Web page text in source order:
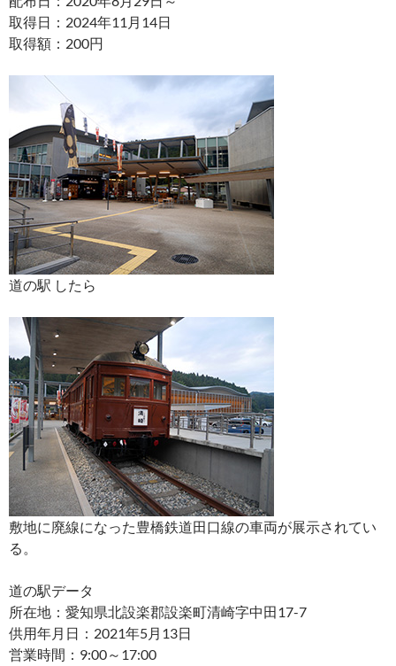
取得日：2024年11月14日
取得額：200円
道の駅 したら
敷地に廃線になった豊橋鉄道田口線の車両が展示されてい
る。
道の駅データ
所在地：愛知県北設楽郡設楽町清崎字中田17-7
供用年月日：2021年5月13日
営業時間：9:00～17:00